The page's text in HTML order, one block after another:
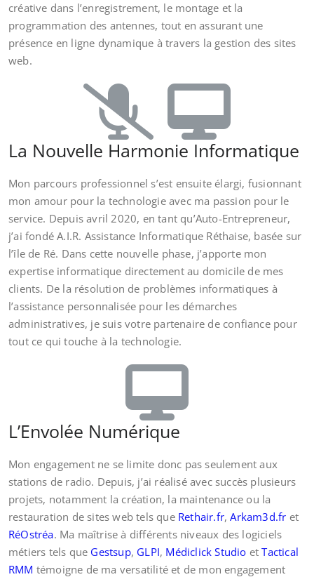
créative dans l’enregistrement, le montage et la
programmation des antennes, tout en assurant une
présence en ligne dynamique à travers la gestion des sites
web.
La Nouvelle Harmonie Informatique
Mon parcours professionnel s’est ensuite élargi, fusionnant
mon amour pour la technologie avec ma passion pour le
service. Depuis avril 2020, en tant qu’Auto-Entrepreneur,
j’ai fondé A.I.R. Assistance Informatique Réthaise, basée sur
l’île de Ré. Dans cette nouvelle phase, j’apporte mon
expertise informatique directement au domicile de mes
clients. De la résolution de problèmes informatiques à
l’assistance personnalisée pour les démarches
administratives, je suis votre partenaire de confiance pour
tout ce qui touche à la technologie.
L’Envolée Numérique
Mon engagement ne se limite donc pas seulement aux
stations de radio. Depuis, j’ai réalisé avec succès plusieurs
projets, notamment la création, la maintenance ou la
restauration de sites web tels que Rethair.fr,Arkam3d.fr et
RéOstréa. Ma maîtrise à différents niveaux des logiciels
métiers tels que Gestsup, GLPI, Médiclick Studio et Tactical
RMM témoigne de ma versatilité et de mon engagement